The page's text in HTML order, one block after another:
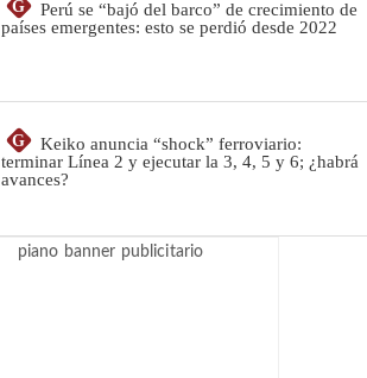
G
Perú se “bajó del barco” de crecimiento de
países emergentes: esto se perdió desde 2022
G
Keiko anuncia “shock” ferroviario:
terminar Línea 2 y ejecutar la 3, 4, 5 y 6; ¿habrá
avances?